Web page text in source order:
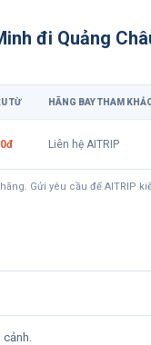
đi Quảng
TỪ HÃNG BAY THAM
Liên hệ AITRIP
Gửi yêu cầu để AITRIP
cảnh.